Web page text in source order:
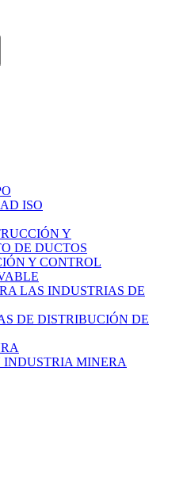
ISO
Y
DE DUCTOS
Y CONTROL
LAS INDUSTRIAS DE
DE DISTRIBUCIÓN DE
MINERA